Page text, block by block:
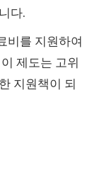
다.
비를 지원하여
제도는 고위
지원책이 되